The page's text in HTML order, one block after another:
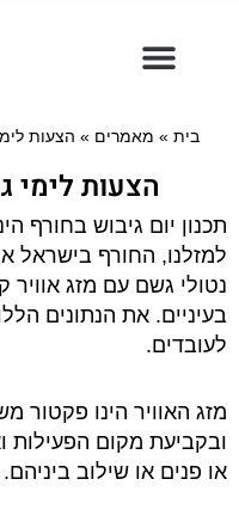
בית » מאמרים » הצעות
הצעות לימי
תכנון יום גיבוש בחורף
למזלנו, החורף בישראל
נטולי גשם עם מזג אוויר
בעיניים. את הנתונים
לעובדים.
מזג האוויר הינו פקטור
ובקביעת מקום הפעילות
או פנים או שילוב ביניהם.